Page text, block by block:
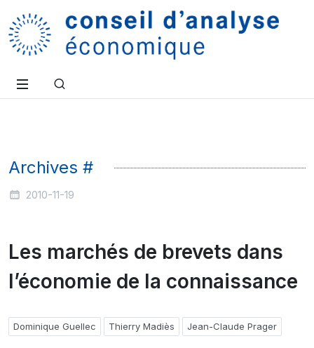
Archives #
2010-11-19
Les marchés de brevets dans
l’économie de la connaissance
Dominique Guellec Thierry Madiès Jean-Claude Prager